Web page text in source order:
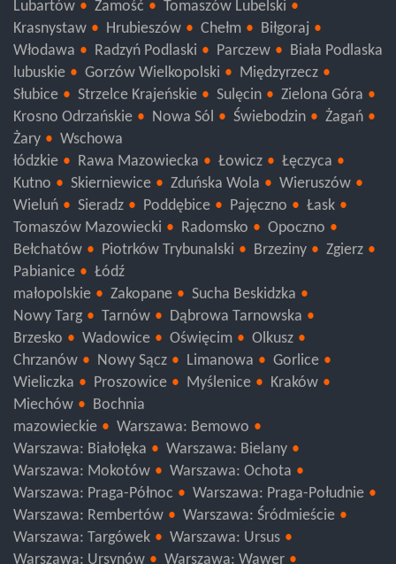
Lubartów
Zamość
Tomaszów Lubelski
Krasnystaw
Hrubieszów Chełm
Biłgoraj
Włodawa
Radzyń Podlaski Parczew
Biała Podlaska
lubuskie
Gorzów Wielkopolski
Międzyrzecz
Słubice
Strzelce Krajeńskie Sulęcin
Zielona Góra
Krosno Odrzańskie
Żary
Wschowa
łódzkie
Rawa Mazowiecka Łowicz
Łęczyca
Kutno
Skierniewice Zduńska Wola
Wieruszów
Wieluń
Sieradz Poddębice Pajęczno
Łask
Tomaszów Mazowiecki
Radomsko
Opoczno
Bełchatów
Piotrków Trybunalski
Pabianice
Łódź
małopolskie
Zakopane
Sucha Beskidzka
Nowy Targ
Tarnów
Dąbrowa Tarnowska
Brzesko
Wadowice Oświęcim
Olkusz
Chrzanów
Nowy Sącz Limanowa
Gorlice
Wieliczka
Proszowice
Miechów
Bochnia
mazowieckie
Warszawa: Bemowo
Warszawa: Białołęka
Warszawa: Bielany
Warszawa: Mokotów
Warszawa: Ochota
Warszawa: Praga-Północ
Warszawa: Praga-Południe
Warszawa: Rembertów
Warszawa: Śródmieście
Warszawa: Targówek
Warszawa: Ursus